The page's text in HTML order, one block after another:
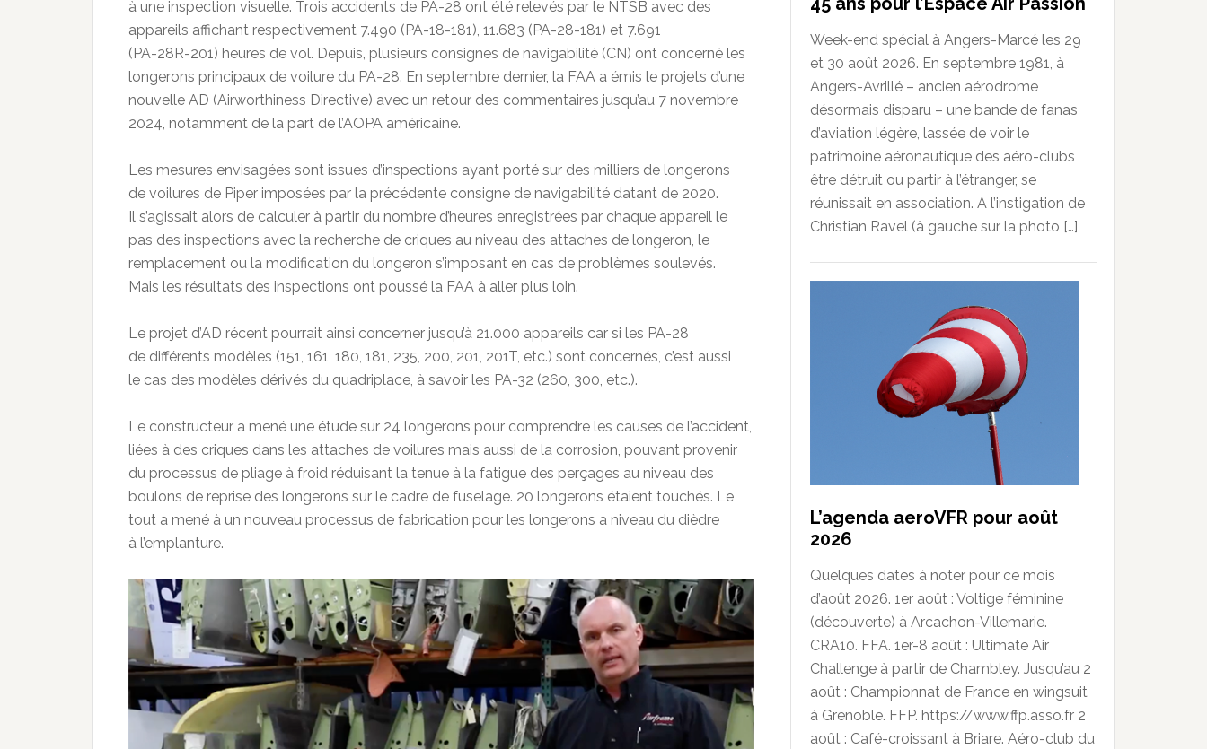
à une inspection visuelle. Trois accidents de PA-28 ont été relevés par le NTSB avec des
appareils affichant respectivement 7.490 (PA-18-181), 11.683 (PA-28-181) et 7.691
(PA-28R-201) heures de vol. Depuis, plusieurs consignes de navigabilité (CN) ont concerné les
longerons principaux de voilure du PA-28. En septembre dernier, la FAA a émis le projets d’une
nouvelle AD (Airworthiness Directive) avec un retour des commentaires jusqu’au 7 novembre
2024, notamment de la part de l’AOPA américaine.
Les mesures envisagées sont issues d’inspections ayant porté sur des milliers de longerons
de voilures de Piper imposées par la précédente consigne de navigabilité datant de 2020.
Il s’agissait alors de calculer à partir du nombre d’heures enregistrées par chaque appareil le
pas des inspections avec la recherche de criques au niveau des attaches de longeron, le
remplacement ou la modification du longeron s’imposant en cas de problèmes soulevés.
Mais les résultats des inspections ont poussé la FAA à aller plus loin.
Le projet d’AD récent pourrait ainsi concerner jusqu’à 21.000 appareils car si les PA-28
de différents modèles (151, 161, 180, 181, 235, 200, 201, 201T, etc.) sont concernés, c’est aussi
le cas des modèles dérivés du quadriplace, à savoir les PA-32 (260, 300, etc.).
Le constructeur a mené une étude sur 24 longerons pour comprendre les causes de l’accident,
liées à des criques dans les attaches de voilures mais aussi de la corrosion, pouvant provenir
du processus de pliage à froid réduisant la tenue à la fatigue des perçages au niveau des
boulons de reprise des longerons sur le cadre de fuselage. 20 longerons étaient touchés. Le
tout a mené à un nouveau processus de fabrication pour les longerons a niveau du dièdre
à l’emplanture.
Week-end spécial à Angers-Marcé les 29
et 30 août 2026. En septembre 1981, à
Angers-Avrillé – ancien aérodrome
désormais disparu – une bande de fanas
d’aviation légère, lassée de voir le
patrimoine aéronautique des aéro-clubs
être détruit ou partir à l’étranger, se
réunissait en association. A l’instigation de
Christian Ravel (à gauche sur la photo […]
L’agenda aeroVFR pour août
2026
Quelques dates à noter pour ce mois
d’août 2026. 1er août : Voltige féminine
(découverte) à Arcachon-Villemarie.
CRA10. FFA. 1er-8 août : Ultimate Air
Challenge à partir de Chambley. Jusqu’au 2
août : Championnat de France en wingsuit
à Grenoble. FFP. https://www.ffp.asso.fr 2
août : Café-croissant à Briare. Aéro-club du